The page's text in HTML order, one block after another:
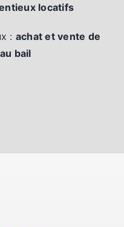
locatifs
: achat et vente de
bail